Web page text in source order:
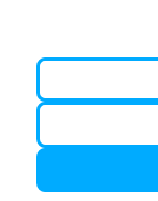
Полоцк - Рига
Минск - Вильнюс
Минск - Варшава
Минск - Москва